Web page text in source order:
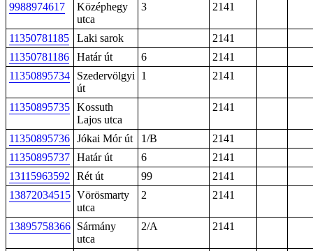
9988974617
Középhegy
utca
3 2141
11350781185 Laki sarok
2141
11350781186
Határ út 6
2141
11350895734
Szedervölgyi
út
1 2141
11350895735 Kossuth
Lajos utca
2141
11350895736 Jókai Mór út 1/B
2141
11350895737 Határ út 6
2141
13115963592
Rét út 99
2141
13872034515 Vörösmarty
utca
2 2141
13895758366 Sármány
utca
2/A 2141